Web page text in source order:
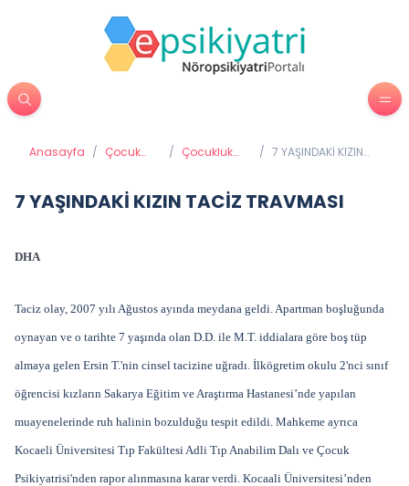
Anasayfa / Çocuk
/ Çocukluk
/ 7 YAŞINDAKİ KIZIN
7 YAŞINDAKİ KIZIN TACİZ TRAVMASI
DHA
Taciz olay, 2007 yılı Ağustos ayında meydana geldi. Apartman boşluğunda
oynayan ve o tarihte 7 yaşında olan D.D. ile M.T. iddialara göre boş tüp
almaya gelen Ersin T.'nin cinsel tacizine uğradı. İlkögretim okulu 2'nci sınıf
öğrencisi kızların Sakarya Eğitim ve Araştırma Hastanesi’nde yapılan
muayenelerinde ruh halinin bozulduğu tespit edildi. Mahkeme ayrıca
Kocaeli Üniversitesi Tıp Fakültesi Adli Tıp Anabilim Dalı ve Çocuk
Psikiyatrisi'nden rapor alınmasına karar verdi. Kocaali Üniversitesi’nden